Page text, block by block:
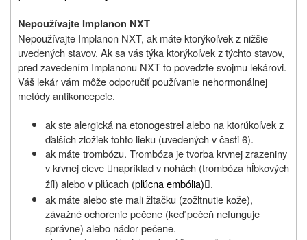
Nepoužívajte Implanon NXT
Nepoužívajte Implanon NXT, ak máte ktorýkoľvek z nižšie
uvedených stavov. Ak sa vás týka ktorýkoľvek z týchto stavov,
pred zavedením Implanonu NXT to povedzte svojmu lekárovi.
Váš lekár vám môže odporučiť používanie nehormonálnej
metódy antikoncepcie.
ak ste alergická na etonogestrel alebo na ktorúkoľvek z
ďalších zložiek tohto lieku (uvedených v časti 6).
ak máte trombózu. Trombóza je tvorba krvnej zrazeniny
v krvnej cieve napríklad v nohách (trombóza hĺbkových
žíl) alebo v pľúcach (pľúcna embólia).
ak máte alebo ste mali žltačku (zožltnutie kože),
závažné ochorenie pečene (keď pečeň nefunguje
správne) alebo nádor pečene.